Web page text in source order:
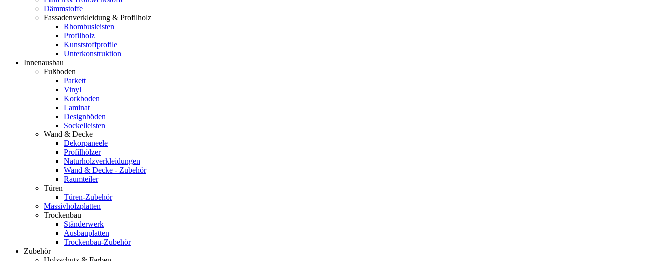
Dämmstoffe
Fassadenverkleidung & Profilholz
Rhombusleisten
Profilholz
Kunststoffprofile
Unterkonstruktion
Innenausbau
Fußboden
Parkett
Vinyl
Korkboden
Laminat
Designböden
Sockelleisten
Wand & Decke
Dekorpaneele
Profilhölzer
Naturholzverkleidungen
Wand & Decke - Zubehör
Raumteiler
Türen
Türen-Zubehör
Massivholzplatten
Trockenbau
Ständerwerk
Ausbauplatten
Trockenbau-Zubehör
Zubehör